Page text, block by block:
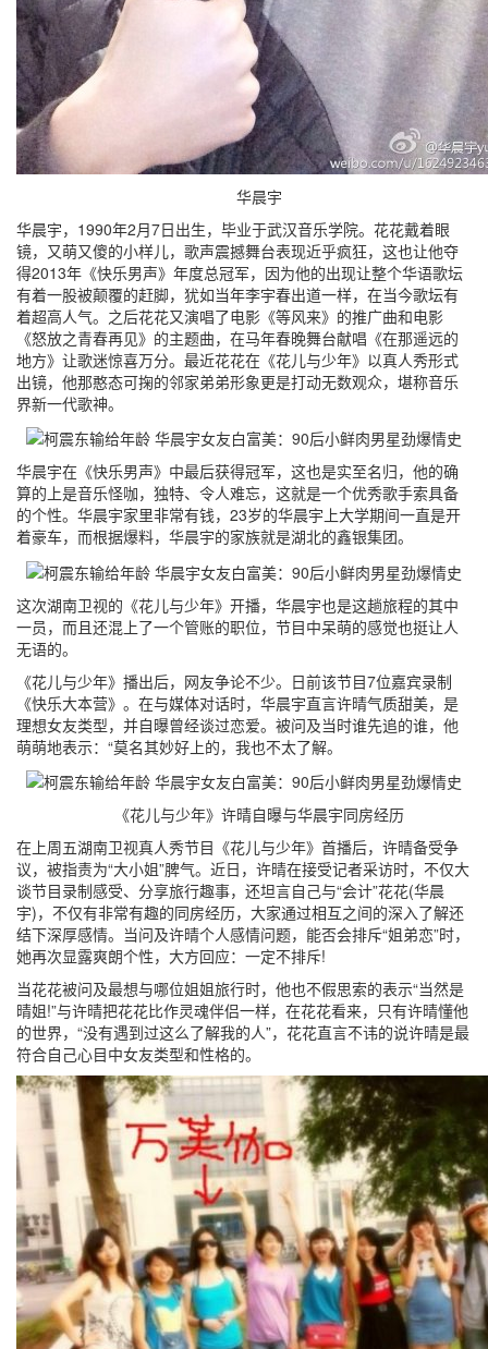
华晨宇
华晨宇，1990年2月7日出生，毕业于武汉音乐学院。花花戴着眼
镜，又萌又傻的小样儿，歌声震撼舞台表现近乎疯狂，这也让他夺
得2013年《快乐男声》年度总冠军，因为他的出现让整个华语歌坛
有着一股被颠覆的赶脚，犹如当年李宇春出道一样，在当今歌坛有
着超高人气。之后花花又演唱了电影《等风来》的推广曲和电影
《怒放之青春再见》的主题曲，在马年春晚舞台献唱《在那遥远的
地方》让歌迷惊喜万分。最近花花在《花儿与少年》以真人秀形式
出镜，他那憨态可掬的邻家弟弟形象更是打动无数观众，堪称音乐
界新一代歌神。
华晨宇在《快乐男声》中最后获得冠军，这也是实至名归，他的确
算的上是音乐怪咖，独特、令人难忘，这就是一个优秀歌手索具备
的个性。华晨宇家里非常有钱，23岁的华晨宇上大学期间一直是开
着豪车，而根据爆料，华晨宇的家族就是湖北的鑫银集团。
这次湖南卫视的《花儿与少年》开播，华晨宇也是这趟旅程的其中
一员，而且还混上了一个管账的职位，节目中呆萌的感觉也挺让人
无语的。
《花儿与少年》播出后，网友争论不少。日前该节目7位嘉宾录制
《快乐大本营》。在与媒体对话时，华晨宇直言许晴气质甜美，是
理想女友类型，并自曝曾经谈过恋爱。被问及当时谁先追的谁，他
萌萌地表示：“莫名其妙好上的，我也不太了解。
《花儿与少年》许晴自曝与华晨宇同房经历
在上周五湖南卫视真人秀节目《花儿与少年》首播后，许晴备受争
议，被指责为“大小姐”脾气。近日，许晴在接受记者采访时，不仅大
谈节目录制感受、分享旅行趣事，还坦言自己与“会计”花花(华晨
宇)，不仅有非常有趣的同房经历，大家通过相互之间的深入了解还
结下深厚感情。当问及许晴个人感情问题，能否会排斥“姐弟恋”时，
她再次显露爽朗个性，大方回应：一定不排斥!
当花花被问及最想与哪位姐姐旅行时，他也不假思索的表示“当然是
晴姐!”与许晴把花花比作灵魂伴侣一样，在花花看来，只有许晴懂他
的世界，“没有遇到过这么了解我的人”，花花直言不讳的说许晴是最
符合自己心目中女友类型和性格的。